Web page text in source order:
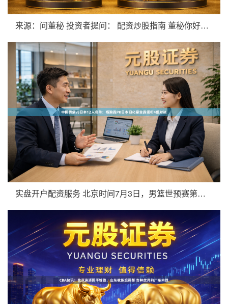
来源：问董秘 投资者提问： 配资炒股指南 董秘你好，6月10
实盘开户配资服务 北京时间7月3日，男篮世预赛第三窗口期股票